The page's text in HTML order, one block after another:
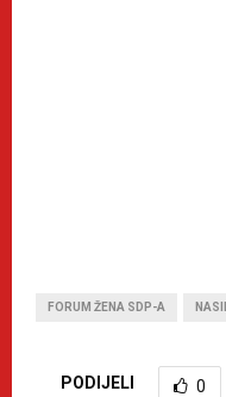
FORUM ŽENA SDP-A
PODIJELI 0